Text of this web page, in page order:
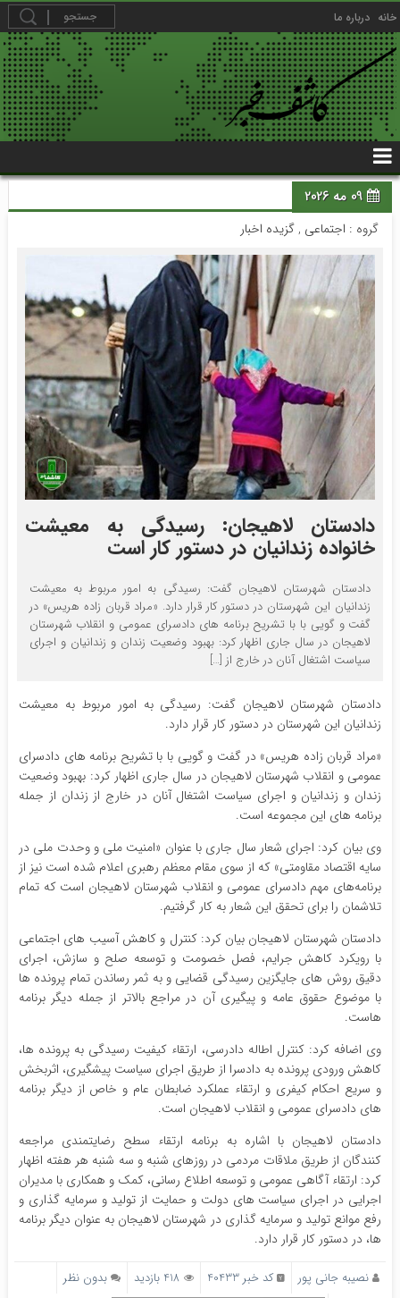
خانه درباره ما
09 مه 2026
گروه : اجتماعی ,گزیده اخبار
دادستان لاهیجان: رسیدگی به معیشت
خانواده زندانیان در دستور کار است
دادستان شهرستان لاهیجان گفت: رسیدگی به امور مربوط به معیشت
زندانیان این شهرستان در دستور کار قرار دارد. «مراد قربان زاده هریس» در
گفت و گویی با با تشریح برنامه های دادسرای عمومی و انقلاب شهرستان
لاهیجان در سال جاری اظهار کرد: بهبود وضعیت زندان و زندانیان و اجرای
سیاست اشتغال آنان در خارج از […]
دادستان شهرستان لاهیجان گفت: رسیدگی به امور مربوط به معیشت
زندانیان این شهرستان در دستور کار قرار دارد.
«مراد قربان زاده هریس» در گفت و گویی با با تشریح برنامه های دادسرای
عمومی و انقلاب شهرستان لاهیجان در سال جاری اظهار کرد: بهبود وضعیت
زندان و زندانیان و اجرای سیاست اشتغال آنان در خارج از زندان از جمله
برنامه های این مجموعه است.
وی بیان کرد: اجرای شعار سال جاری با عنوان «امنیت ملی و وحدت ملی در
سایه اقتصاد مقاومتی» که‌ از سوی مقام معظم رهبری اعلام شده است نیز از
برنامه‌های مهم دادسرای عمومی و انقلاب شهرستان لاهیجان است که تمام
تلاشمان را برای تحقق این شعار به کار گرفتیم.
دادستان شهرستان لاهیجان بیان کرد: کنترل و کاهش آسیب های اجتماعی
با رویکرد کاهش جرایم، فصل خصومت و توسعه صلح و سازش، اجرای
دقیق روش های جایگزین رسیدگی قضایی و به ثمر رساندن تمام پرونده ها
با موضوع حقوق عامه و پیگیری آن در مراجع بالاتر از جمله دیگر برنامه
هاست.
وی اضافه کرد: کنترل اطاله دادرسی، ارتقاء کیفیت رسیدگی به پرونده ها،
کاهش ورودی پرونده به دادسرا از طریق اجرای سیاست پیشگیری، اثربخش
و سریع احکام کیفری و ارتقاء عملکرد ضابطان عام و خاص از دیگر برنامه
های دادسرای عمومی و انقلاب لاهیجان است.
دادستان لاهیجان با اشاره به برنامه ارتقاء سطح رضایتمندی مراجعه
کنندگان از طریق ملاقات مردمی در روزهای شنبه و سه شنبه هر هفته اظهار
کرد: ارتقاء آگاهی عمومی و توسعه اطلاع رسانی، کمک و همکاری با مدیران
اجرایی در اجرای سیاست های دولت و حمایت از تولید و سرمایه گذاری و
رفع موانع تولید و سرمایه گذاری در شهرستان لاهیجان به عنوان دیگر برنامه
ها، در دستور کار قرار دارد.
نصیبه جانی پور کد خبر 40433 418 بازدید
بدون نظر